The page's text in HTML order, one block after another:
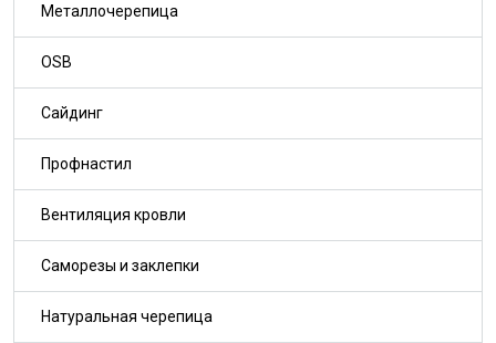
Металлочерепица
OSB
Сайдинг
Профнастил
Вентиляция кровли
Саморезы и заклепки
Натуральная черепица